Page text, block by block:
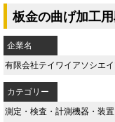
板金の曲げ加工
企業名
有限会社テイワイアソシエ
カテゴリー
測定・検査・計測機器・装置